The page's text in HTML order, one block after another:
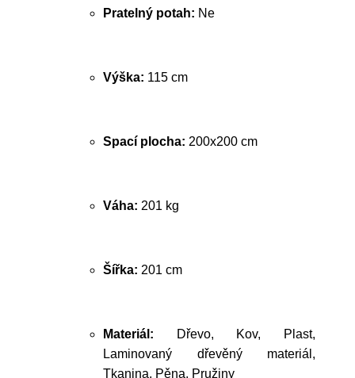
Pratelný potah: Ne
Výška: 115 cm
Spací plocha: 200x200 cm
Váha: 201 kg
Šířka: 201 cm
Materiál: Dřevo, Kov, Plast,
Laminovaný dřevěný materiál,
Tkanina, Pěna, Pružiny